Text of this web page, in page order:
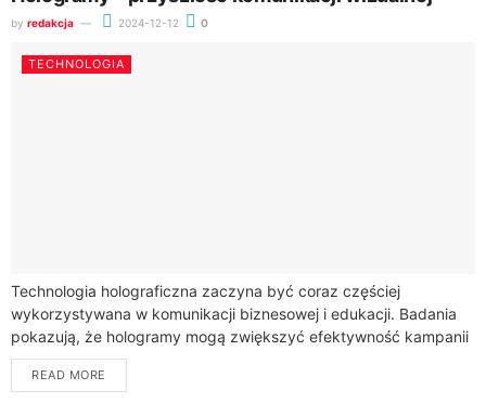
by redakcja 2024-12-12 0
TECHNOLOGIA
Technologia holograficzna zaczyna być coraz częściej
wykorzystywana w komunikacji biznesowej i edukacji. Badania
pokazują, że hologramy mogą zwiększyć efektywność kampanii
marketingowych, a jednocześnie wywołują silne pozytywne
emocje u 96% konsumentów....
READ MORE